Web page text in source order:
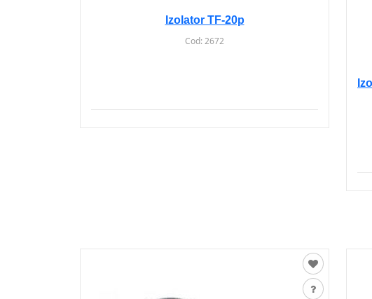
Izolator TF-20p
Cod:2672